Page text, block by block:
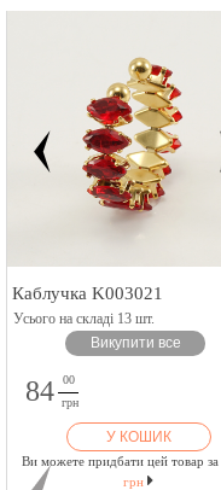
Каблучка K003021
Усього на складі 13 шт.
Викупити все
84
00
грн
У КОШИК
Ви можете придбати цей товар за
грн